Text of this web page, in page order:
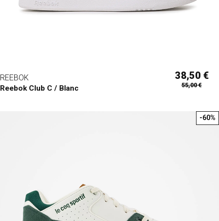
REEBOK
Reebok Club C / Blanc
38,50 €
55,00 €
-60%